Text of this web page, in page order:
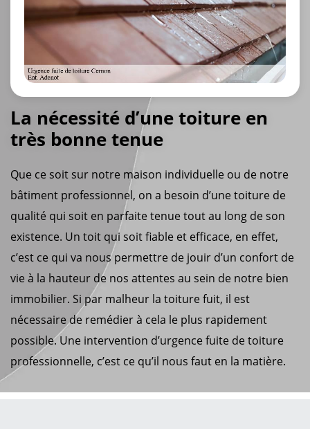
La nécessité d’une toiture en
très bonne tenue
Que ce soit sur notre maison individuelle ou de notre
bâtiment professionnel, on a besoin d’une toiture de
qualité qui soit en parfaite tenue tout au long de son
existence. Un toit qui soit fiable et efficace, en effet,
c’est ce qui va nous permettre de jouir d’un confort de
vie à la hauteur de nos attentes au sein de notre bien
immobilier. Si par malheur la toiture fuit, il est
nécessaire de remédier à cela le plus rapidement
possible. Une intervention d’urgence fuite de toiture
professionnelle, c’est ce qu’il nous faut en la matière.